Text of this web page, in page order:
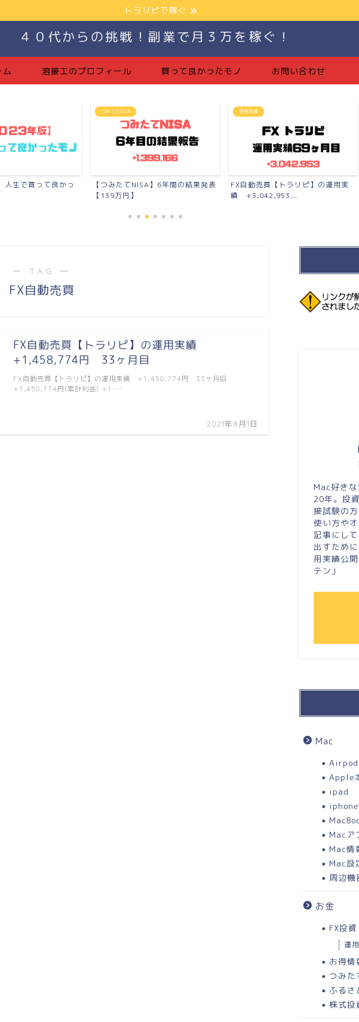
トラリピで稼ぐ
４０代からの挑戦！副業で月３万を稼ぐ！
ム 溶接工のプロフィール 買って良かったモノ お問い合わせ
人生で買って良かっ
つみたてNISA
【つみたてNISA】6年間の結果発表
【139万円】
運用実績
FX自動売買【トラリピ】の運用実
績 +3,042,953...
― TAG ―
FX自動売買
FX自動売買【トラリピ】の運用実績
+1,458,774円 33ヶ月目
2021年8月1日
FX自動売買【トラリピ】の運用実績 +1,458,774円 33ヶ月目
+1,458,774円(累計利益) +1 …
Mac好き
20年。投
接試験の
使い方や
記事にし
出すため
用実績公
テン」
Mac
Apple
ipad
iphone
Macア
Mac情
Mac設
周辺機
お金
FX投資
運
お得情
つみた
ふるさ
株式投